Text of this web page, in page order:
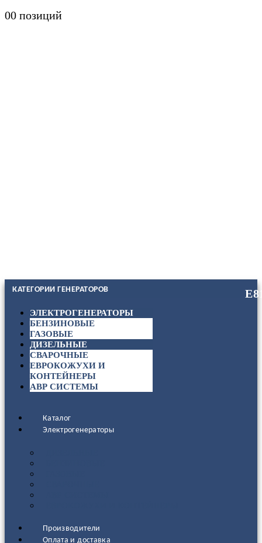
00 позиций
КАТЕГОРИИ ГЕНЕРАТОРОВ
ЭЛЕКТРОГЕНЕРАТОРЫ
БЕНЗИНОВЫЕ
ГАЗОВЫЕ
ДИЗЕЛЬНЫЕ
СВАРОЧНЫЕ
ЕВРОКОЖУХИ И
КОНТЕЙНЕРЫ
АВР СИСТЕМЫ
Каталог
Электрогенераторы
Производители
Оплата и доставка